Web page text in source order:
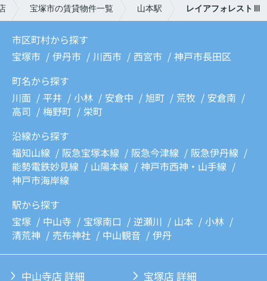
宝塚市の賃貸物件一覧 山本駅 レイアフォレストⅢ
市区町村から探す
宝塚市
伊丹市 川西市 西宮市
神戸市長田区
町名から探す
川面
平井 小林 安倉中 旭町 荒牧
安倉南
高司
梅野町
栄町
沿線から探す
福知山線
阪急宝塚本線 阪急今津線
阪急伊丹線
能勢電鉄妙見線
山陽本線
神戸市西神・山手線
神戸市海岸線
駅から探す
宝塚
中山寺 宝塚南口 逆瀬川 山本
小林
清荒神
売布神社 中山観音 伊丹
中山寺店 詳細 宝塚店 詳細